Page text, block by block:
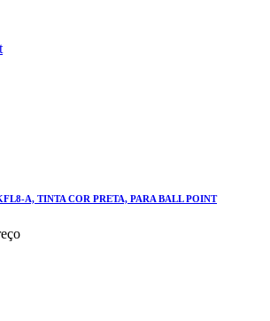
A, TINTA COR PRETA, PARA BALL POINT